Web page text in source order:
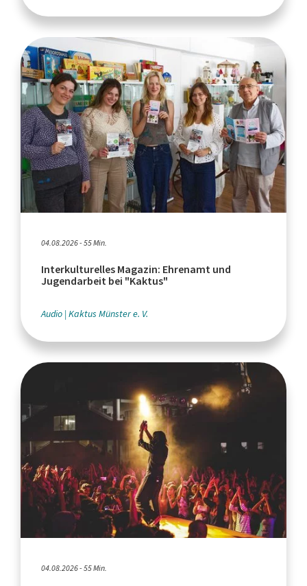
04.08.2026 - 55 Min.
Interkulturelles Magazin: Ehrenamt und
Jugendarbeit bei "Kaktus"
Audio Kaktus Münster e. V.
04.08.2026 - 55 Min.